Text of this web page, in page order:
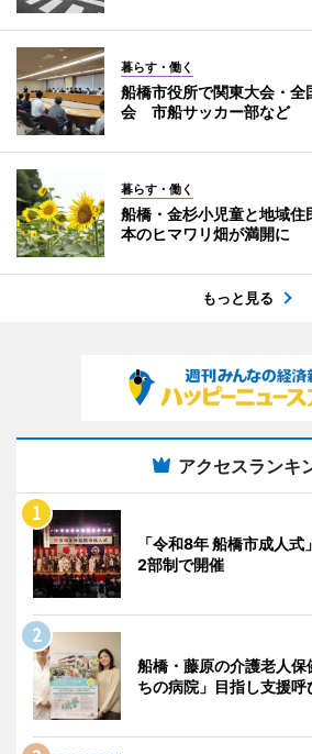
暮らす・働く
船橋市役所で関東大会・
会 市船サッカー部など
暮らす・働く
船橋・金杉小児童と地域
本のヒマワリ畑が満開に
もっと見る
アクセスランキ
「令和8年 船橋市成人
2部制で開催
船橋・藤原の介護老人保
ちの病院」目指し支援呼